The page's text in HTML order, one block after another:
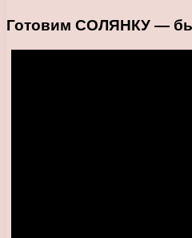
Готовим СОЛЯНКУ —